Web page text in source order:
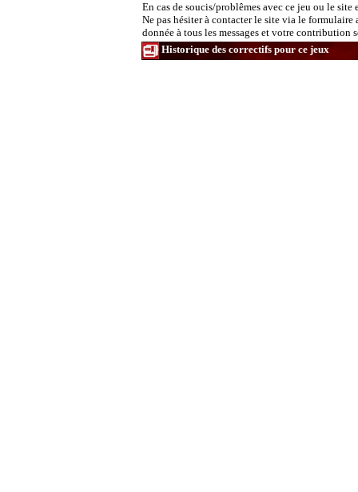
En cas de soucis/problêmes avec ce jeu ou le site
Ne pas hésiter à contacter le site via le
donnée à tous les messages et votre contribution
Historique des correctifs pour ce jeux